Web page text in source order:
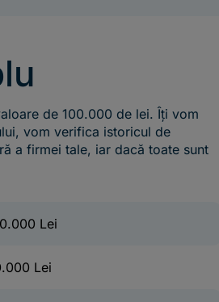
de 100.000 de lei. Îți vom
vom verifica istoricul de
a firmei tale, iar dacă toate sunt
Lei
Lei